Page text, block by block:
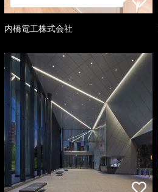
内橋電工株式会社